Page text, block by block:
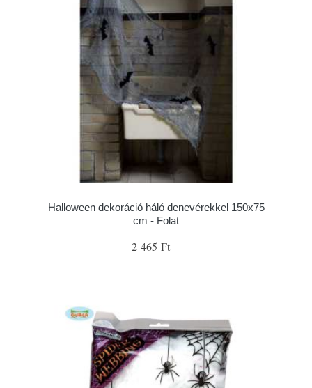
Halloween dekoráció háló denevérekkel 150x75
cm - Folat
2 465 Ft